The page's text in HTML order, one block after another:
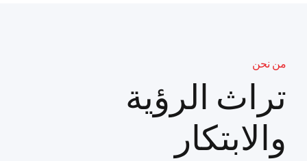
من نحن
تراث الرؤية
والابتكار